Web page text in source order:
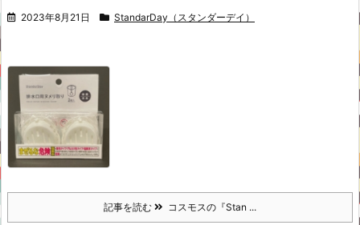
2023年8月21日 StandarDay（スタンダーデイ）
記事を読む コスモスの『Stan ...